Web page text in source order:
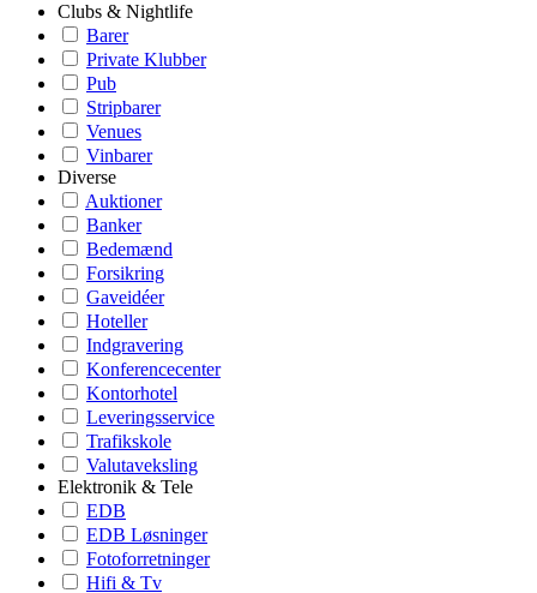
Clubs & Nightlife
Barer
Private Klubber
Pub
Stripbarer
Venues
Vinbarer
Diverse
Auktioner
Banker
Bedemænd
Forsikring
Gaveidéer
Hoteller
Indgravering
Konferencecenter
Kontorhotel
Leveringsservice
Trafikskole
Valutaveksling
Elektronik & Tele
EDB
EDB Løsninger
Fotoforretninger
Hifi & Tv